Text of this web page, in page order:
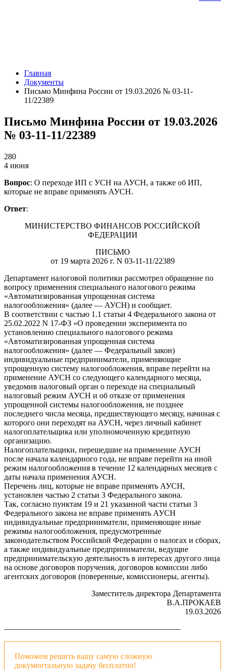
Главная
Документы
Письмо Минфина России от 19.03.2026 № 03-11-
11/22389
Письмо Минфина России от 19.03.2026
№ 03-11-11/22389
280
4 июня
Вопрос: О переходе ИП с УСН на АУСН, а также об ИП,
которые не вправе применять АУСН.
Ответ:
МИНИСТЕРСТВО ФИНАНСОВ РОССИЙСКОЙ
ФЕДЕРАЦИИ
ПИСЬМО
от 19 марта 2026 г. N 03-11-11/22389
Департамент налоговой политики рассмотрел обращение по
вопросу применения специального налогового режима
«Автоматизированная упрощенная система
налогообложения» (далее — АУСН) и сообщает.
В соответствии с частью 1.1 статьи 4 Федерального закона от
25.02.2022 N 17-ФЗ «О проведении эксперимента по
установлению специального налогового режима
«Автоматизированная упрощенная система
налогообложения» (далее — Федеральный закон)
индивидуальные предприниматели, применяющие
упрощенную систему налогообложения, вправе перейти на
применение АУСН со следующего календарного месяца,
уведомив налоговый орган о переходе на специальный
налоговый режим АУСН и об отказе от применения
упрощенной системы налогообложения, не позднее
последнего числа месяца, предшествующего месяцу, начиная с
которого они переходят на АУСН, через личный кабинет
налогоплательщика или уполномоченную кредитную
организацию.
Налогоплательщики, перешедшие на применение АУСН
после начала календарного года, не вправе перейти на иной
режим налогообложения в течение 12 календарных месяцев с
даты начала применения АУСН.
Перечень лиц, которые не вправе применять АУСН,
установлен частью 2 статьи 3 Федерального закона.
Так, согласно пунктам 19 и 21 указанной части статьи 3
Федерального закона не вправе применять АУСН
индивидуальные предприниматели, применяющие иные
режимы налогообложения, предусмотренные
законодательством Российской Федерации о налогах и сборах,
а также индивидуальные предприниматели, ведущие
предпринимательскую деятельность в интересах другого лица
на основе договоров поручения, договоров комиссии либо
агентских договоров (поверенные, комиссионеры, агенты).
Заместитель директора Департамента
В.А.ПРОКАЕВ
19.03.2026
——————————————————————
Поможем решить вашу самую сложную
документальную задачу бесплатно!